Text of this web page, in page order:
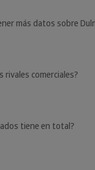
más datos sobre
rivales comerciales?
tiene en total?